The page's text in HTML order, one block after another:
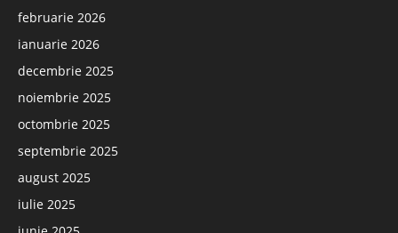
februarie 2026
ianuarie 2026
decembrie 2025
noiembrie 2025
octombrie 2025
septembrie 2025
august 2025
iulie 2025